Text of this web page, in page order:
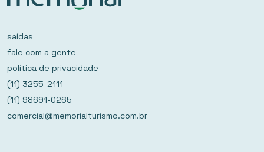
saídas
fale com a gente
política de privacidade
(11) 3255-2111
(11) 98691-0265
comercial@memorialturismo.com.br